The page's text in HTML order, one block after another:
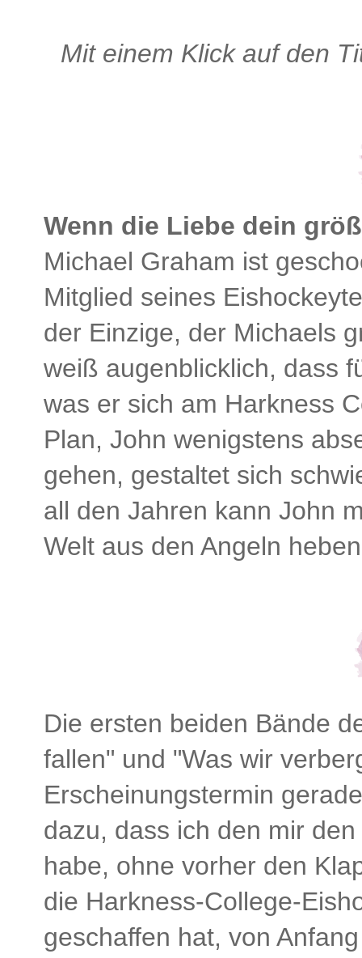
Mit einem Klick auf den
Wenn die Liebe dein
Michael Graham ist
Mitglied seines
der Einzige, der Michaels
weiß augenblicklich, dass
was er sich am Harkness
Plan, John wenigstens
gehen, gestaltet sich
all den Jahren kann John
Welt aus den Angeln
Die ersten beiden Bände
fallen" und "Was wir
Erscheinungstermin
dazu, dass ich den mir
habe, ohne vorher den
die Harkness-College-
geschaffen hat, von